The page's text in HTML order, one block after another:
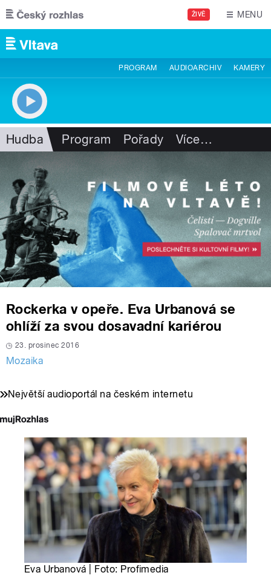
Přejít k hlavnímu obsahu
ŽIVĚ MENU
PROGRAM AUDIOARCHIV KAMERY
Hudba Program Pořady Více…
Rockerka v opeře. Eva Urbanová se
ohlíží za svou dosavadní kariérou
23. prosinec 2016
Mozaika
Největší audioportál na českém internetu
Eva Urbanová | Foto: Profimedia